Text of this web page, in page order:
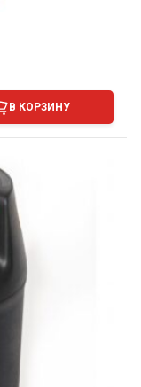
В КОРЗИНУ